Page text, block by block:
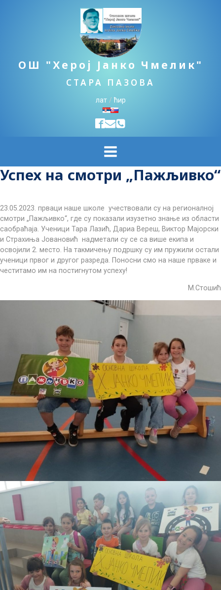
ОШ "Херој Јанко Чмелик"
СТАРА ПАЗОВА
лат/ћир
Успех на смотри „Пажљивко“
23.05.2023. прваци наше школе учествовали су на регионалној
смотри „Пажљивко“, где су показали изузетно знање из области
саобраћаја. Ученици Тара Лазић, Дариа Вереш, Виктор Мајорски
и Страхиња Јовановић надметали су се са више екипа и
освојили 2. место. На такмичењу подршку су им пружили остали
ученици првог и другог разреда. Поносни смо на наше прваке и
честитамо им на постигнутом успеху!
М.Стошић